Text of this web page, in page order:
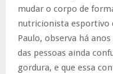
mudar o corpo de
nutricionista esportivo
Paulo, observa há
das pessoas ainda
gordura, e que essa